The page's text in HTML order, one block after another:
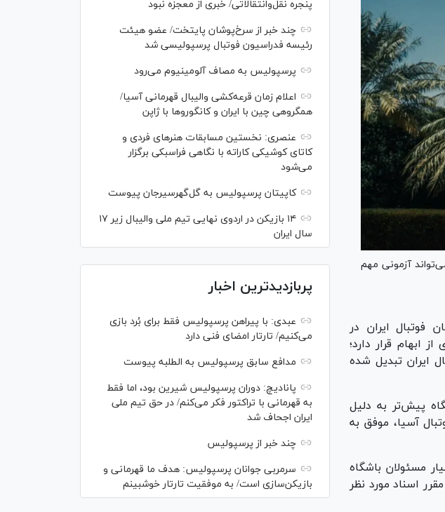
آزمونی مهم
فوتبال ایران در
ابهام قرار دارد؛
ایران تبدیل شده
پیش‌تر به دلیل
آسیا، موفق به
مسئولان باشگاه
اسناد مورد نظر
پنجره نقل‌وانتقالاتی/ خبری از معجزه نبود
چند خبر از سرخ‌پوشان پایتخت/ عضو هیئت
رئیسه فدراسیون فوتبال پرسپولیسی شد
پرسپولیس به مصاف آلومینیوم می‌رود
اعلام زمان قرعه‌کشی والیبال قهرمانی آسیا/
همگروهی چین با ایران و کانگورو‌ها با ژاپن
عنصری: نخستین مسابقات هنر‌های فردی و
کاتای کوشیکی کاراته با نگاهی فراسبکی برگزار
می‌شود
کاپیتان پرسپولیس به گل‌گهرسیرجان پیوست
۱۴ بازیکن در اردوی نهایی تیم ملی والیبال زیر ۱۷
سال ایران
پربازدیدترین اخبار
عبدی: با پیراهن پرسپولیس فقط برای بُرد بازی
می‌کنیم/ تارتار امضای فنی دارد
مدافع سابق پرسپولیس به الطلبه پیوست
پانادیچ: دوران پرسپولیس شیرین بود، اما فقط
به قهرمانی با تراکتور فکر می‌کنم/ در حق تیم ملی
ایران اجحاف شد
چند خبر از پرسپولیس
سرمربی جوانان پرسپولیس: هدف ما قهرمانی و
بازیکن‌سازی است/ به موفقیت تارتار خوشبینم